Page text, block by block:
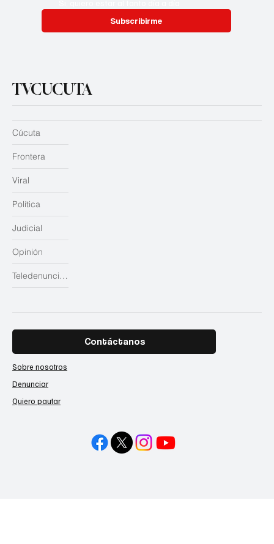
Subscribirme
TVCUCUTA
Judicial
Opinión
Teledenuncias
Cúcuta
Frontera
Viral
Política
Contáctanos
Sobre nosotros
Denunciar
Quiero pautar